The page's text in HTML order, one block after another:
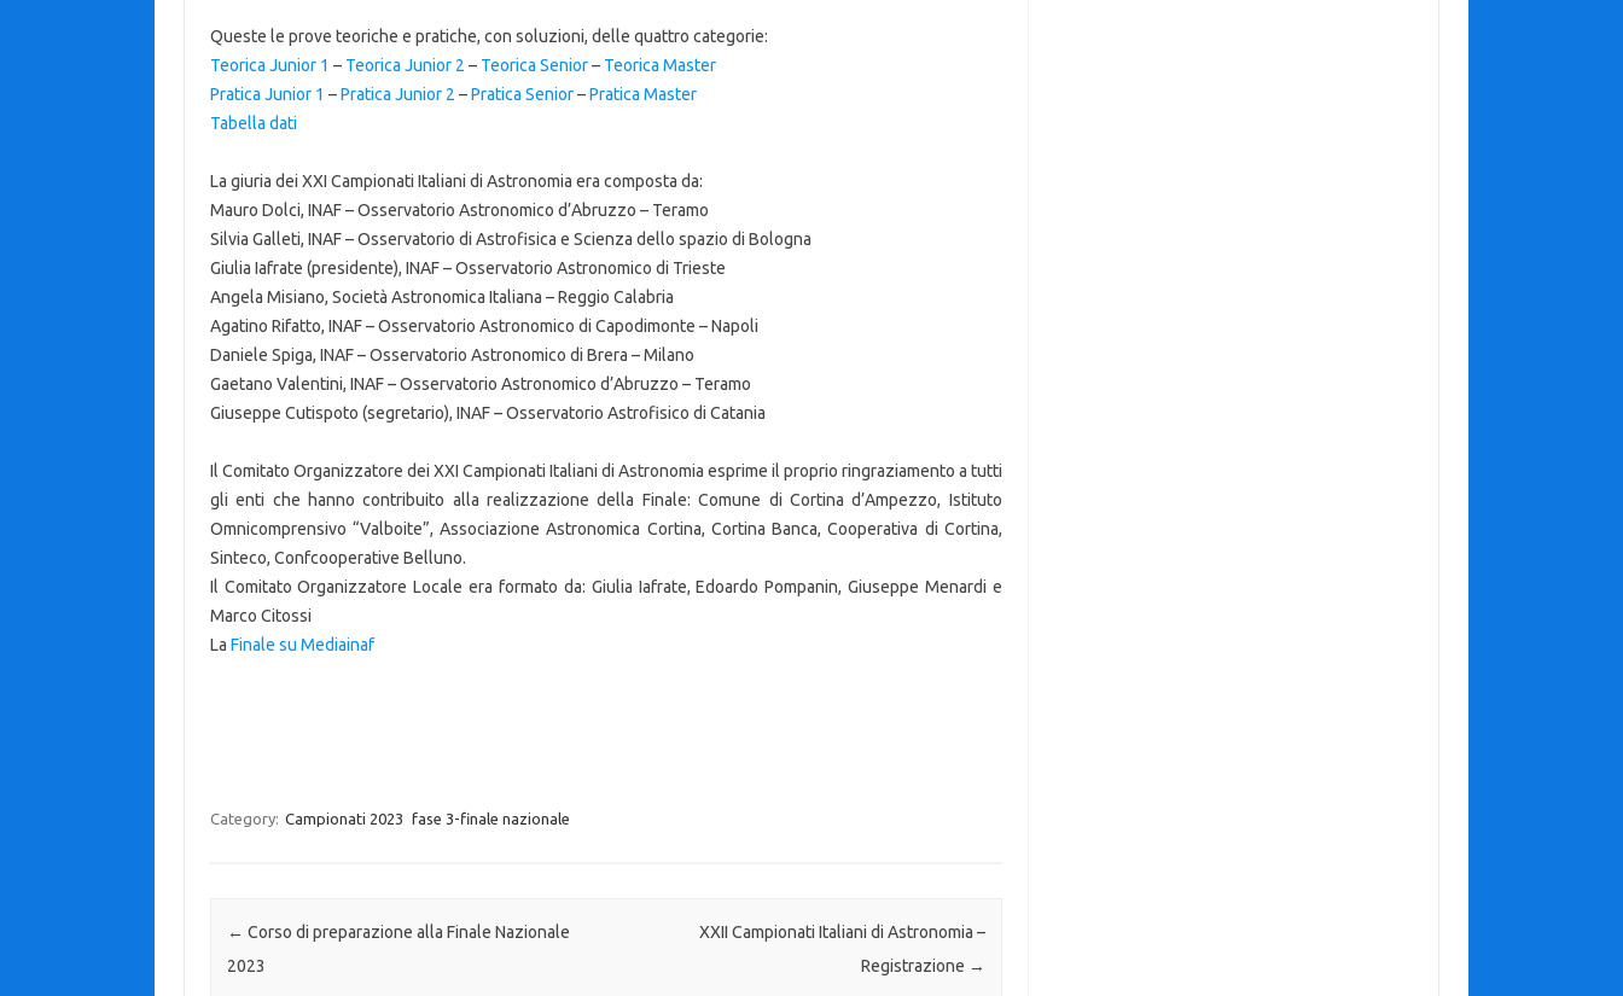
Queste le prove teoriche e pratiche, con soluzioni, delle quattro categorie:
Teorica Junior 1 – Teorica Junior 2 – Teorica Senior– Teorica Master
Pratica Junior 1 –Pratica Junior 2 –Pratica Senior–Pratica Master
Tabella dati
La giuria dei XXI Campionati Italiani di Astronomia era composta da:
Mauro Dolci, INAF – Osservatorio Astronomico d’Abruzzo – Teramo
Silvia Galleti, INAF – Osservatorio di Astrofisica e Scienza dello spazio di Bologna
Giulia Iafrate (presidente), INAF – Osservatorio Astronomico di Trieste
Angela Misiano, Società Astronomica Italiana – Reggio Calabria
Agatino Rifatto, INAF – Osservatorio Astronomico di Capodimonte – Napoli
Daniele Spiga, INAF – Osservatorio Astronomico di Brera – Milano
Gaetano Valentini, INAF – Osservatorio Astronomico d’Abruzzo – Teramo
Giuseppe Cutispoto (segretario), INAF – Osservatorio Astrofisico di Catania
Il Comitato Organizzatore dei XXI Campionati Italiani di Astronomia esprime il proprio ringraziamento a tutti
gli enti che hanno contribuito alla realizzazione della Finale: Comune di Cortina d’Ampezzo, Istituto
Omnicomprensivo “Valboite”, Associazione Astronomica Cortina, Cortina Banca, Cooperativa di Cortina,
Sinteco, Confcooperative Belluno.
Il Comitato Organizzatore Locale era formato da: Giulia Iafrate, Edoardo Pompanin, Giuseppe Menardi e
Marco Citossi
La Finale su Mediainaf
Category: Campionati 2023 fase 3-finale nazionale
Post navigation
← Corso di preparazione alla Finale Nazionale
2023
XXII Campionati Italiani di Astronomia –
Registrazione →